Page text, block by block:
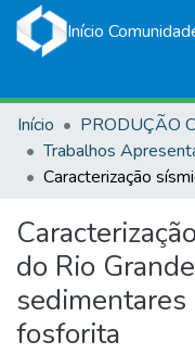
Início
Início
PRODUÇÃO
do Rio
fosforita